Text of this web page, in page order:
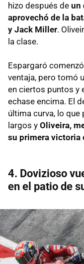
hizo después de un
aprovechó de la
y Jack Miller.
la clase.
Espargaró
ventaja, pero tomó
en ciertos puntos y
echase encima. El
última curva, lo
largos y Oliveira,
su primera victoria
4. Dovizioso
en el patio de